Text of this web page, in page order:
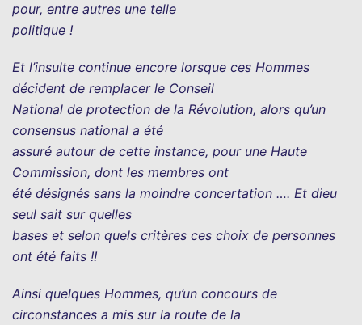
pour, entre autres une telle
politique !
Et l’insulte continue encore lorsque ces Hommes
décident de remplacer le Conseil
National de protection de la Révolution, alors qu’un
consensus national a été
assuré autour de cette instance, pour une Haute
Commission, dont les membres ont
été désignés sans la moindre concertation …. Et dieu
seul sait sur quelles
bases et selon quels critères ces choix de personnes
ont été faits !!
Ainsi quelques Hommes, qu’un concours de
circonstances a mis sur la route de la